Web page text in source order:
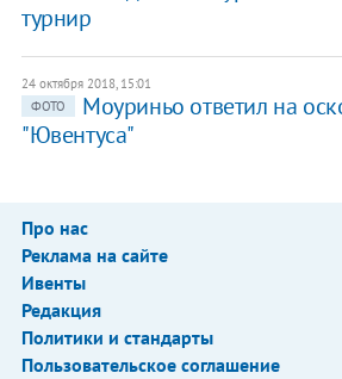
турнир
24 октября 2018, 15:01
ФОТО
Моуриньо ответил на
"Ювентуса"
Про нас
Реклама на сайте
Ивенты
Редакция
Политики и стандарты
Пользовательское соглашение